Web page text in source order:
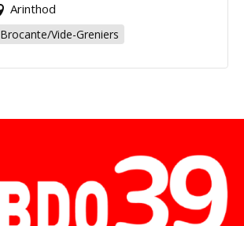
Arinthod
Brocante/Vide-Greniers